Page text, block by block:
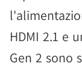
HDMI 2.1 e
Gen 2 sono